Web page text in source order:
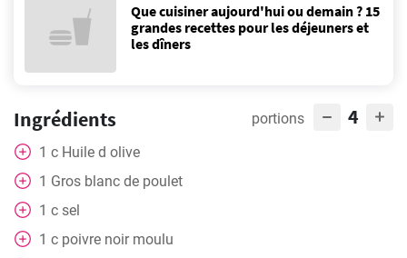
Que cuisiner aujourd'hui ou demain ? 15
grandes recettes pour les déjeuners et
les dîners
Ingrédients portions 4
1 c Huile d olive
1 Gros blanc de poulet
1 c sel
1 c poivre noir moulu